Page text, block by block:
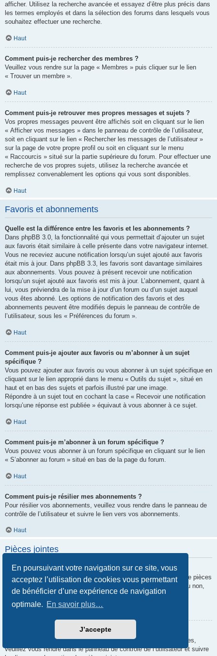
En poursuivant votre navigation sur ce site, vous
acceptez l’utilisation de cookies vous permettant
de bénéficier d’une expérience de navigation
optimale. En savoir plus…
J’accepte
afficher. Utilisez la recherche avancée et essayez d’être plus précis dans
les termes employés et dans la sélection des forums dans lesquels vous
souhaitez effectuer une recherche.
Haut
Comment puis-je rechercher des membres ?
Veuillez vous rendre sur la page « Membres » puis cliquer sur le lien
« Trouver un membre ».
Haut
Comment puis-je retrouver mes propres messages et sujets ?
Vos propres messages peuvent être affichés soit en cliquant sur le lien
« Afficher vos messages » dans le panneau de contrôle de l’utilisateur,
soit en cliquant sur le lien « Rechercher les messages de l’utilisateur »
sur la page de votre propre profil ou soit en cliquant sur le menu
« Raccourcis » situé sur la partie supérieure du forum. Pour effectuer une
recherche de vos propres sujets, utilisez la recherche avancée et
remplissez convenablement les options qui vous sont disponibles.
Haut
Favoris et abonnements
Quelle est la différence entre les favoris et les abonnements ?
Dans phpBB 3.0, la fonctionnalité qui vous permettait d’ajouter un sujet
aux favoris était similaire à celle présente dans votre navigateur internet.
Vous ne receviez aucune notification lorsqu’un sujet ajouté aux favoris
était mis à jour. Dans phpBB 3.3, les favoris sont davantage similaires
aux abonnements. Vous pouvez à présent recevoir une notification
lorsqu’un sujet ajouté aux favoris est mis à jour. L’abonnement, quant à
lui, vous préviendra de la mise à jour d’un forum ou d’un sujet auquel
vous êtes abonné. Les options de notification des favoris et des
abonnements peuvent être modifiés depuis le panneau de contrôle de
l’utilisateur, sous les « Préférences du forum ».
Haut
Comment puis-je ajouter aux favoris ou m’abonner à un sujet
spécifique ?
Vous pouvez ajouter aux favoris ou vous abonner à un sujet spécifique en
cliquant sur le lien approprié dans le menu « Outils du sujet », situé en
haut et en bas des sujets et parfois illustré par une image.
Répondre à un sujet tout en cochant la case « Recevoir une notification
lorsqu’une réponse est publiée » équivaut à vous abonner à ce sujet.
Haut
Comment puis-je m’abonner à un forum spécifique ?
Vous pouvez vous abonner à un forum spécifique en cliquant sur le lien
« S’abonner au forum » situé en bas de la page du forum.
Haut
Comment puis-je résilier mes abonnements ?
Pour résilier vos abonnements, veuillez vous rendre dans le panneau de
contrôle de l’utilisateur et suivre le lien vers vos abonnements.
Haut
Pièces jointes
Quelles pièces jointes sont autorisées sur ce forum ?
Chaque administrateur peut autoriser ou interdire certains types de pièces
jointes. Si vous n’êtes pas certain de savoir ce qui est autorisé ou non,
nous vous invitons à contacter un administrateur du forum.
Comment puis-je retrouver toutes mes pièces jointes ?
Pour retrouver la liste des pièces jointes que vous avez transférées,
veuillez vous rendre dans le panneau de contrôle de l’utilisateur et suivre